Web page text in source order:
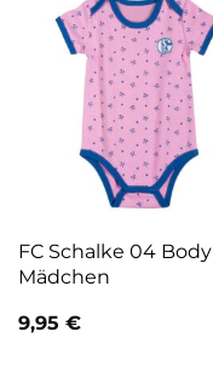
FC Schalke 04 Body
Mädchen
9,95 €